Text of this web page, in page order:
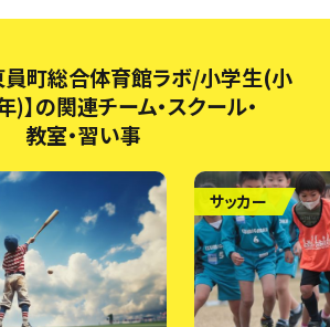
員町総合体育館ラボ/小学生(小
】の関連チーム・スクール・
教室・習い事
サッカー